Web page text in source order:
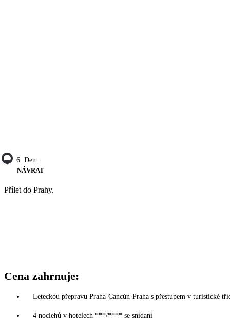
6. Den:
NÁVRAT
Přílet do Prahy.
Cena zahrnuje:
Leteckou přepravu Praha-Cancún-Praha s přestupem v turistické
4 noclehů v hotelech ***/**** se snídaní